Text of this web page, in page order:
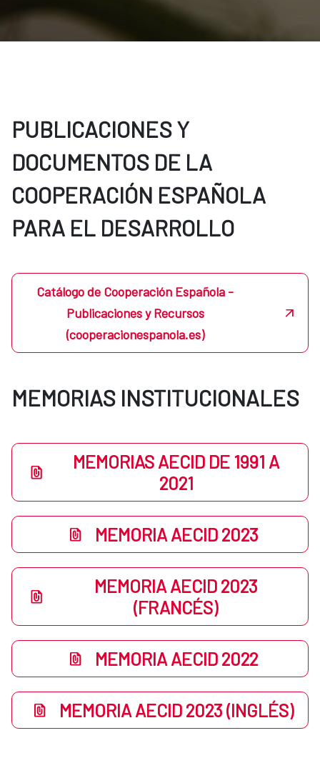
PUBLICACIONES Y
DOCUMENTOS DE LA
COOPERACIÓN ESPAÑOLA
PARA EL DESARROLLO
Catálogo de Cooperación Española -
Publicaciones y Recursos
(cooperacionespanola.es)
MEMORIAS INSTITUCIONALES
MEMORIAS AECID DE 1991 A
2021
MEMORIA AECID 2023
MEMORIA AECID 2023
(FRANCÉS)
MEMORIA AECID 2022
MEMORIA AECID 2023 (INGLÉS)